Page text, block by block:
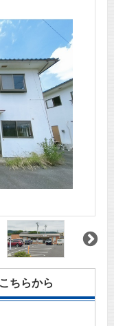
ちらから